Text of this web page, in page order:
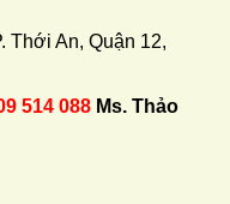
Thới An, Quận 12,
514 088 Ms. Thảo